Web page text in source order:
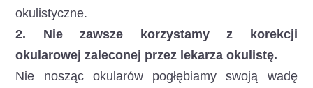
okulistyczne.
2. Nie zawsze korzystamy z korekcji
okularowej zaleconej przez lekarza okulistę.
Nie nosząc okularów pogłębiamy swoją wadę